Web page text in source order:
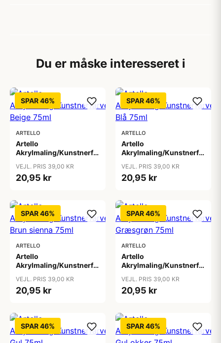
Du er måske interesseret i
SPAR 46%
ARTELLO
Artello
Akrylmaling/Kunstnerfarve
VEJL. PRIS 39,00 KR
20,95 kr
SPAR 46%
ARTELLO
Artello
Akrylmaling/Kunstnerfarve
VEJL. PRIS 39,00 KR
20,95 kr
SPAR 46%
ARTELLO
Artello
Akrylmaling/Kunstnerfarve
VEJL. PRIS 39,00 KR
20,95 kr
SPAR 46%
ARTELLO
Artello
Akrylmaling/Kunstnerfarve
VEJL. PRIS 39,00 KR
20,95 kr
SPAR 46% SPAR 46%